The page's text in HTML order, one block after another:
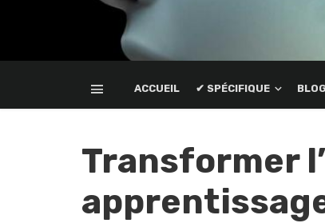
ACCUEIL ✔ SPÉCIFIQUE BLOG
Transformer